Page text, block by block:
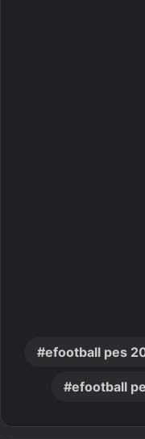
efootball pes
efootball